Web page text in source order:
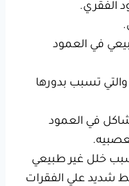
الفقري.
في العمود
تسبب بدورها
في العمود
خلل غير طبيعي
علي الفقرات